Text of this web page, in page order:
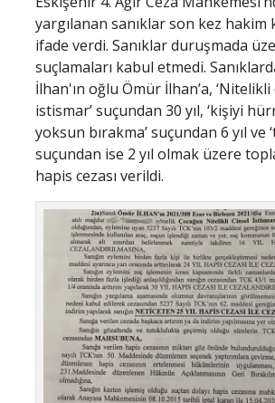
yargılanan sanıklar son kez hakim
ifade verdi. Sanıklar duruşmada
suçlamaları kabul etmedi.
İlhan'ın oğlu Ömür İlhan’a, ‘Nitelikli
istismar’ suçundan 30 yıl, ‘kişiyi
yoksun bırakma’ suçundan 6 yıl ve
suçundan ise 2 yıl olmak üzere
hapis cezası verildi.